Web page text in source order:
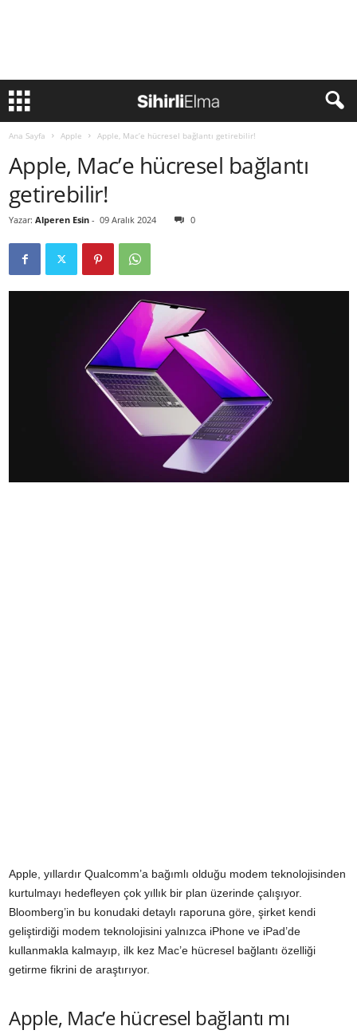
Ana Sayfa Apple Apple, Mac’e hücresel bağlantı getirebilir!
Apple, Mac’e hücresel bağlantı
getirebilir!
Yazar: Alperen Esin - 09 Aralık 2024 0
Apple, yıllardır Qualcomm’a bağımlı olduğu modem teknolojisinden
kurtulmayı hedefleyen çok yıllık bir plan üzerinde çalışıyor.
Bloomberg’in bu konudaki detaylı raporuna göre, şirket kendi
geliştirdiği modem teknolojisini yalnızca iPhone ve iPad’de
kullanmakla kalmayıp, ilk kez Mac’e hücresel bağlantı özelliği
getirme fikrini de araştırıyor.
Apple, Mac’e hücresel bağlantı mı